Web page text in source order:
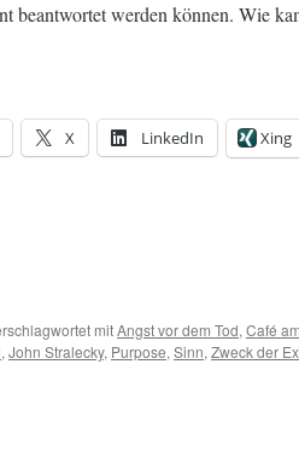
beantwortet werden können. Wie
X LinkedIn Xing
mitAngst vor dem Tod, Café
, John Stralecky, Purpose, Sinn, Zweck der